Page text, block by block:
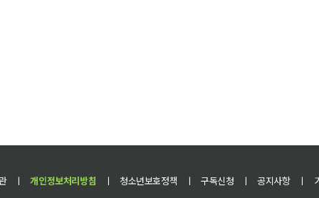
ㅣ 개인정보처리방침 ㅣ 청소년보호정책 ㅣ 구독신청 ㅣ 공지사항 ㅣ